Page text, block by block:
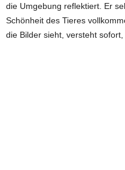
die Umgebung reflektiert. Er
Schönheit des Tieres
die Bilder sieht, versteht sofort,